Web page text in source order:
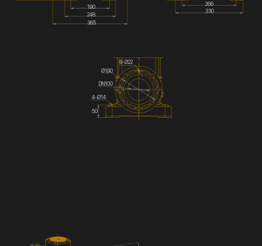
190
248
365
266
330
DN100
8-Ø22
Ø190
4-Ø14
50